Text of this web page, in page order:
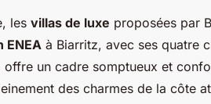
les villas de luxe proposées par
ENEA à Biarritz, avec ses quatre
un cadre somptueux et
des charmes de la côte